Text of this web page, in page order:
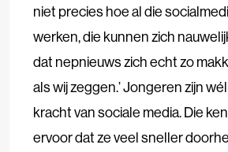
niet precies hoe al die
werken, die kunnen zich
dat nepnieuws zich echt zo
als wij zeggen.’ Jongeren zijn
kracht van sociale media. Die
ervoor dat ze veel sneller